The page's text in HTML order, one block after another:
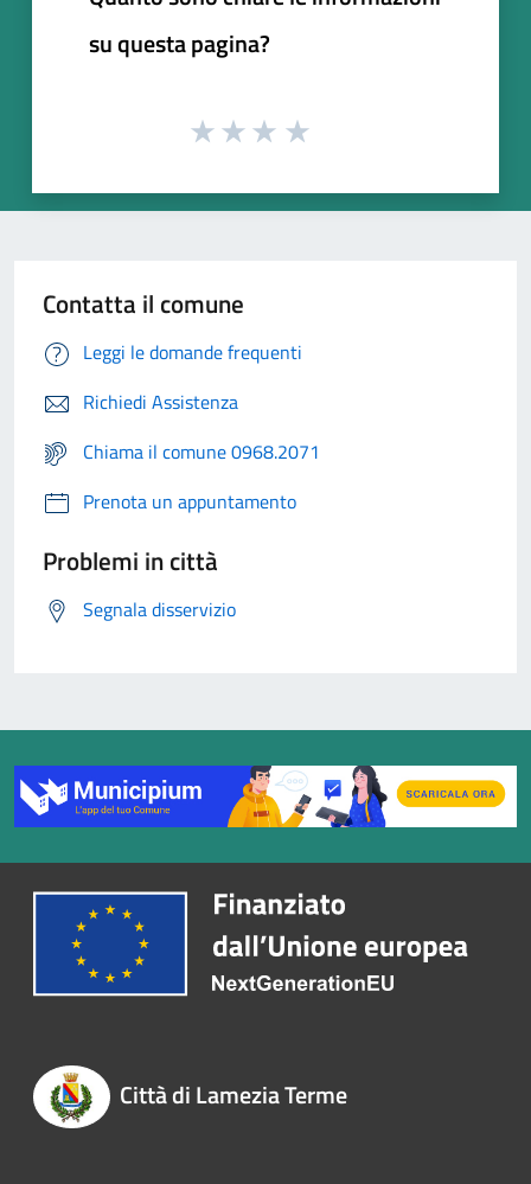
su questa pagina?
Contatta il comune
Leggi le domande frequenti
Richiedi Assistenza
Chiama il comune 0968.2071
Prenota un appuntamento
Problemi in città
Segnala disservizio
Città di Lamezia Terme